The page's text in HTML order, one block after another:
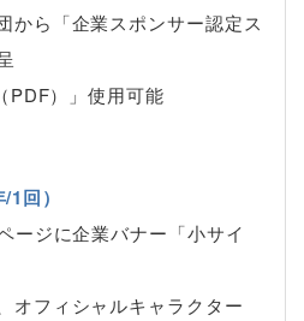
から「企業スポンサー認定ス
PDF）」使用可能
回）
ージに企業バナー「小サイ
オフィシャルキャラクター